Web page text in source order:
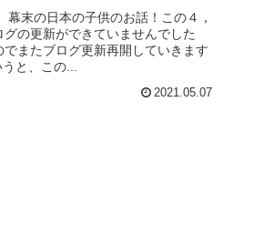
末の日本の子供のお話！この４，
の更新ができていませんでした
またブログ更新再開していきます
と、この...
2021.05.07